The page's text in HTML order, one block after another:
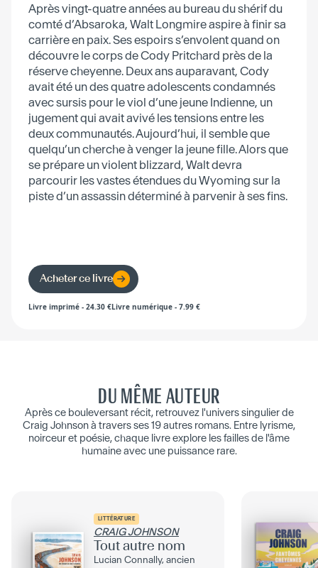
Après vingt-quatre années au bureau du shérif du
comté d’Absaroka, Walt Longmire aspire à finir sa
carrière en paix. Ses espoirs s’envolent quand on
découvre le corps de Cody Pritchard près de la
réserve cheyenne. Deux ans auparavant, Cody
avait été un des quatre adolescents condamnés
avec sursis pour le viol d’une jeune Indienne, un
jugement qui avait avivé les tensions entre les
deux communautés. Aujourd’hui, il semble que
quelqu’un cherche à venger la jeune fille. Alors que
se prépare un violent blizzard, Walt devra
parcourir les vastes étendues du Wyoming sur la
piste d’un assassin déterminé à parvenir à ses fins.
Acheter ce livre
Livre imprimé - 24.30 €Livre numérique - 7.99 €
DU MÊME AUTEUR
Après ce bouleversant récit, retrouvez l'univers singulier de
Craig Johnson à travers ses 19 autres romans. Entre lyrisme,
noirceur et poésie, chaque livre explore les failles de l'âme
humaine avec une puissance rare.
LITTÉRATURE
CRAIG JOHNSON
Tout autre nom
Lucian Connally, ancien